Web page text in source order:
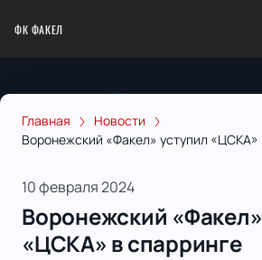
ФК ФАКЕЛ
Главная
Новости
Воронежский «Факел» уступил «ЦСКА»
10 февраля 2024
Воронежский
«ЦСКА» в спарринге